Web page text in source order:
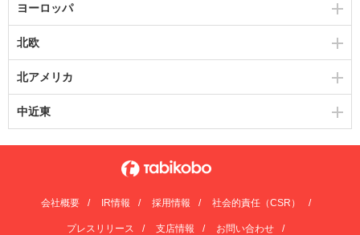
ヨーロッパ
北欧
北アメリカ
中近東
会社概要 IR情報 採用情報 社会的責任（CSR）
プレスリリース 支店情報 お問い合わせ